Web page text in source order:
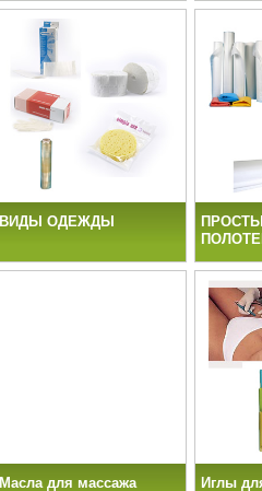
ВИДЫ ОДЕЖДЫ
Масла для массажа Иглы